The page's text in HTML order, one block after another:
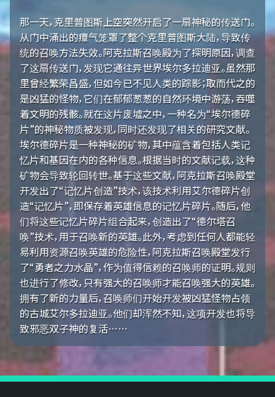
那一天，克里普图斯上空突然开启了一扇神秘的传送门。
从门中涌出的瘴气笼罩了整个克里普图斯大陆，导致传
统的召唤方法失效。阿克拉斯召唤殿为了探明原因，调查
了这扇传送门，发现它通往异世界埃尔多拉迪亚。虽然那
里曾经繁荣昌盛，但如今已不见人类的踪影；取而代之的
是凶猛的怪物，它们在郁郁葱葱的自然环境中游荡，吞噬
着文明的残骸。就在这片废墟之中，一种名为“埃尔德碎
片”的神秘物质被发现，同时还发现了相关的研究文献。
埃尔德碎片是一种神秘的矿物，其中蕴含着包括人类记
忆片和基因在内的各种信息。根据当时的文献记载，这种
矿物会导致轮回转世。基于这些文献，阿克拉斯召唤殿堂
开发出了“记忆片创造”技术，该技术利用艾尔德碎片创
造“记忆片”，即保存着英雄信息的记忆片碎片。随后，他
们将这些记忆片碎片组合起来，创造出了“德尔塔召
唤”技术，用于召唤新的英雄。此外，考虑到任何人都能轻
易利用资源召唤英雄的危险性，阿克拉斯召唤殿堂发行
了“勇者之力水晶”，作为值得信赖的召唤师的证明。规则
也进行了修改，只有强大的召唤师才能召唤强大的英雄。
拥有了新的力量后，召唤师们开始开发被凶猛怪物占领
的古城艾尔多拉迪亚。他们却浑然不知，这项开发也将导
致邪恶双子神的复活……